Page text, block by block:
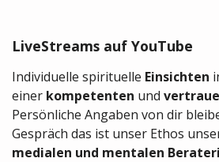
LiveStreams auf YouTube
Individuelle spirituelle Einsichten
einer kompetenten und
Persönliche Angaben von dir
Gespräch das ist unser Ethos
medialen und mentalen